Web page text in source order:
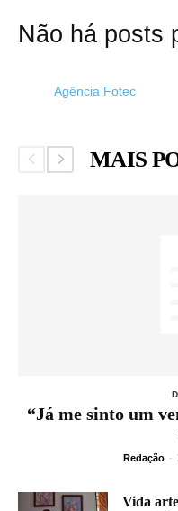
Não há posts
Agência Fotec
MAIS
“Já me sinto um
Redação -
Vida